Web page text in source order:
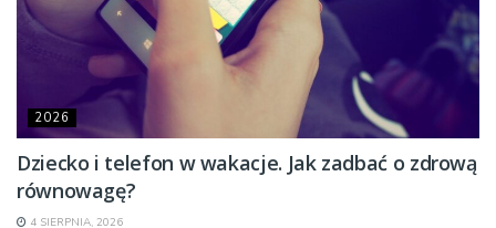
2026
Dziecko i telefon w wakacje. Jak zadbać o zdrową
równowagę?
4 SIERPNIA, 2026